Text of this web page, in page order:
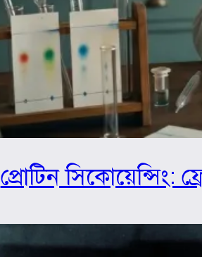
প্রোটিন সিকোয়েন্সিং: